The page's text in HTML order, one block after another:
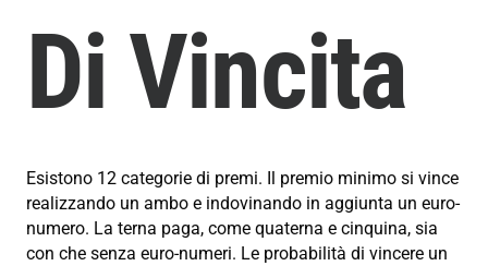
Di Vincita
Esistono 12 categorie di premi. Il premio minimo si vince
realizzando un ambo e indovinando in aggiunta un euro-
numero. La terna paga, come quaterna e cinquina, sia
con che senza euro-numeri. Le probabilità di vincere un